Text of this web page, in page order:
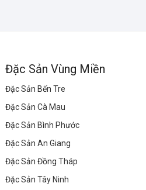
Đặc Sản Vùng Miền
Đặc Sản Bến Tre
Đặc Sản Cà Mau
Đặc Sản Bình Phước
Đặc Sản An Giang
Đặc Sản Đồng Tháp
Đặc Sản Tây Ninh